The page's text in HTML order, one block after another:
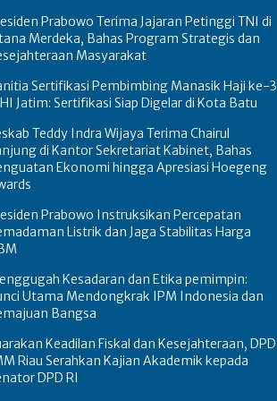
Prabowo Terima Jajaran Petinggi TNI di
Merdeka, Bahas Program Strategis dan
Masyarakat
Sertifikasi Pembimbing Manasik Haji ke-3
Jatim: Sertifikasi Siap Digelar di Kota Batu
Teddy Indra Wijaya Terima Chairul
di Kantor Sekretariat Kabinet, Bahas
Ekonomi hingga Apresiasi Hoegeng
Prabowo Instruksikan Percepatan
Listrik dan Jaga Stabilitas Harga
Kesadaran dan Etika pemimpin:
Utama Mendongkrak IPM Indonesia dan
Bangsa
Keadilan Fiskal dan Kesejahteraan, DPD
Riau Serahkan Kajian Akademik kepada
DPD RI